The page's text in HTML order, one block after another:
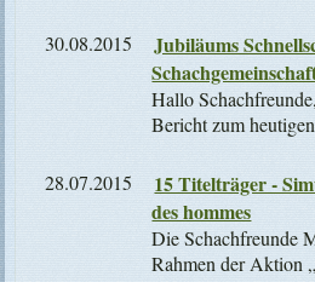
30.08.2015
Jubiläums
Hallo
Bericht zum
28.07.2015
15 Titelträger -
des hommes
Die Schachfreunde
Rahmen der Aktion